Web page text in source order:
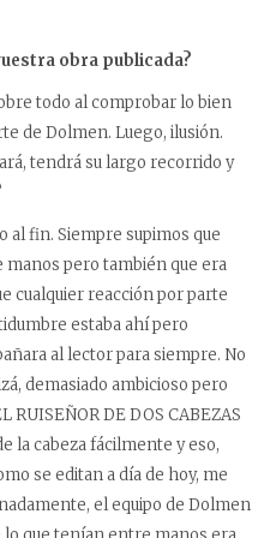
obra publicada?
todo al comprobar lo bien
de Dolmen. Luego, ilusión.
tendrá su largo recorrido y
al fin. Siempre supimos que
pero también que era
cualquier reacción por parte
estaba ahí pero
al lector para siempre. No
demasiado ambicioso pero
DE DOS CABEZAS
la cabeza fácilmente y eso,
se editan a día de hoy, me
el equipo de Dolmen